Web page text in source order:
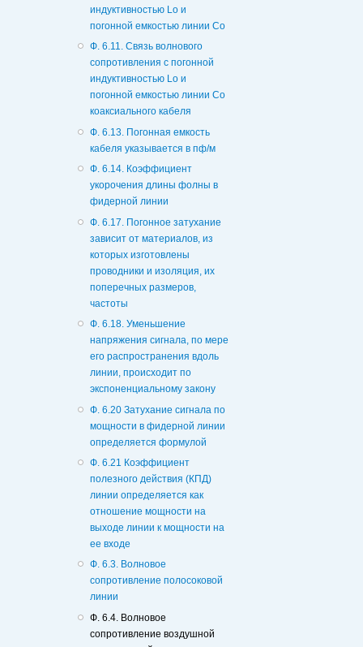
индуктивностью Lo и
погонной емкостью линии Со
Ф. 6.11. Связь волнового
сопротивления с погонной
индуктивностью Lo и
погонной емкостью линии Со
коаксиального кабеля
Ф. 6.13. Погонная емкость
кабеля указывается в пф/м
Ф. 6.14. Коэффициент
укорочения длины фолны в
фидерной линии
Ф. 6.17. Погонное затухание
зависит от материалов, из
которых изготовлены
проводники и изоляция, их
поперечных размеров,
частоты
Ф. 6.18. Уменьшение
напряжения сигнала, по мере
его распространения вдоль
линии, происходит по
экспоненциальному закону
Ф. 6.20 Затухание сигнала по
мощности в фидерной линии
определяется формулой
Ф. 6.21 Коэффициент
полезного действия (КПД)
линии определяется как
отношение мощности на
выходе линии к мощности на
ее входе
Ф. 6.3. Волновое
сопротивление полосоковой
линии
Ф. 6.4. Волновое
сопротивление воздушной